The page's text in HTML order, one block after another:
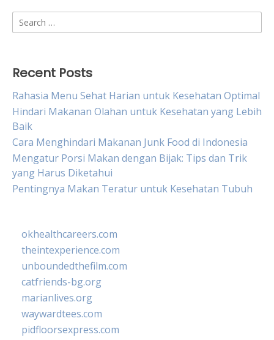
Search
for:
Recent Posts
Rahasia Menu Sehat Harian untuk Kesehatan Optimal
Hindari Makanan Olahan untuk Kesehatan yang Lebih
Baik
Cara Menghindari Makanan Junk Food di Indonesia
Mengatur Porsi Makan dengan Bijak: Tips dan Trik
yang Harus Diketahui
Pentingnya Makan Teratur untuk Kesehatan Tubuh
okhealthcareers.com
theintexperience.com
unboundedthefilm.com
catfriends-bg.org
marianlives.org
waywardtees.com
pidfloorsexpress.com